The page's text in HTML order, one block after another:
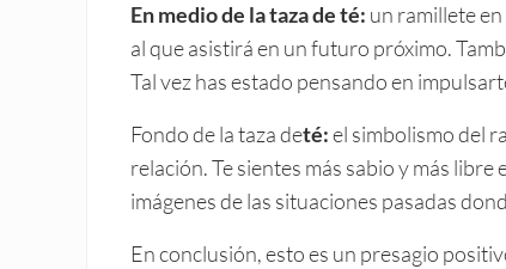
En medio de la taza de té: un ramillete
al que asistirá en un futuro próximo.
Tal vez has estado pensando en
Fondo de la taza deté:el simbolismo del
relación. Te sientes más sabio y más
imágenes de las situaciones pasadas
En conclusión, esto es un presagio